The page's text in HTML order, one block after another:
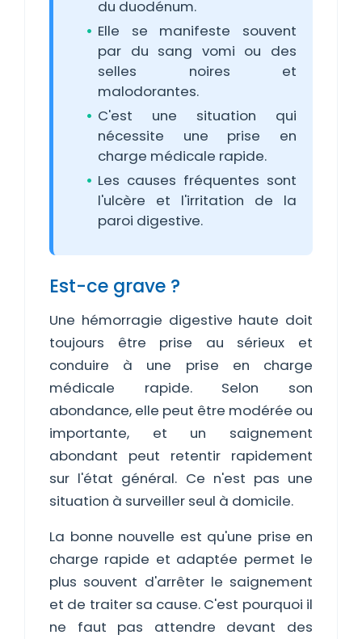
du duodénum.
Elle se manifeste souvent
par du sang vomi ou des
selles noires et
malodorantes.
C'est une situation qui
nécessite une prise en
charge médicale rapide.
Les causes fréquentes sont
l'ulcère et l'irritation de la
paroi digestive.
Est-ce grave ?
Une hémorragie digestive haute doit
toujours être prise au sérieux et
conduire à une prise en charge
médicale rapide. Selon son
abondance, elle peut être modérée ou
importante, et un saignement
abondant peut retentir rapidement
sur l'état général. Ce n'est pas une
situation à surveiller seul à domicile.
La bonne nouvelle est qu'une prise en
charge rapide et adaptée permet le
plus souvent d'arrêter le saignement
et de traiter sa cause. C'est pourquoi il
ne faut pas attendre devant des